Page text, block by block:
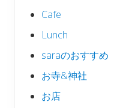
Cafe
Lunch
saraのおすすめ
お寺&神社
お店